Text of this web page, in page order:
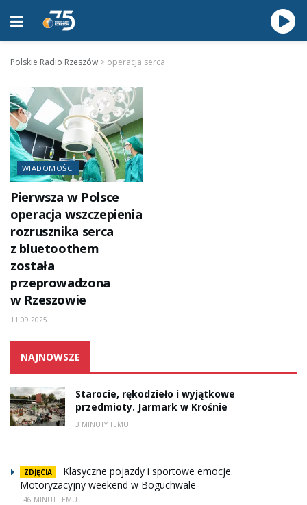
Polskie Radio Rzeszów > operacja serca
WIADOMOŚCI
Pierwsza w Polsce
operacja wszczepienia
rozrusznika serca
z bluetoothem
została
przeprowadzona
w Rzeszowie
11.09.2025
NAJNOWSZE
Starocie, rękodzieło i wyjątkowe
przedmioty. Jarmark w Krośnie
3 MINUTY TEMU
ZDJĘCIA
Klasyczne pojazdy i sportowe emocje.
Motoryzacyjny weekend w Boguchwale
46 MINUT TEMU